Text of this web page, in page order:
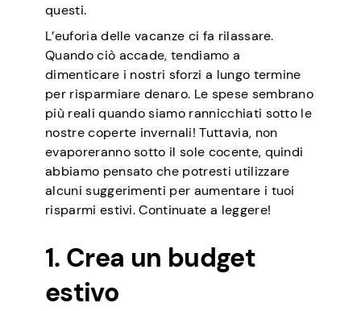
questi.
L’euforia delle vacanze ci fa rilassare.
Quando ciò accade, tendiamo a
dimenticare i nostri sforzi a lungo termine
per risparmiare denaro. Le spese sembrano
più reali quando siamo rannicchiati sotto le
nostre coperte invernali! Tuttavia, non
evaporeranno sotto il sole cocente, quindi
abbiamo pensato che potresti utilizzare
alcuni suggerimenti per aumentare i tuoi
risparmi estivi. Continuate a leggere!
1. Crea un budget
estivo